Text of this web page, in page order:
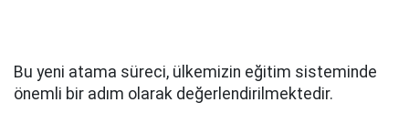
Bu yeni atama süreci, ülkemizin eğitim sisteminde
önemli bir adım olarak değerlendirilmektedir.